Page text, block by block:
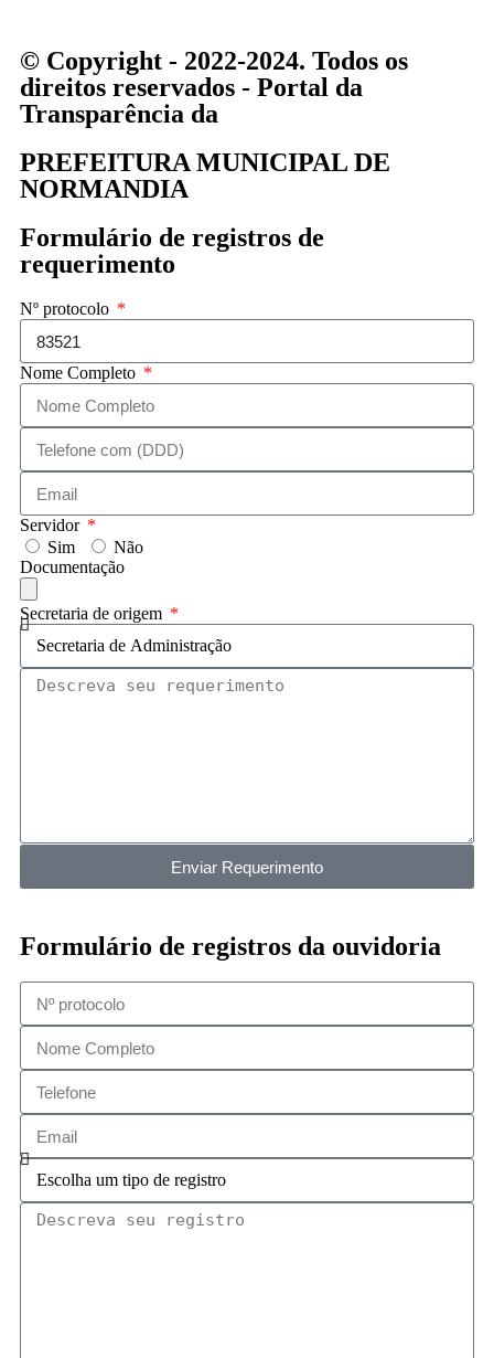
© Copyright - 2022-2024. Todos os
direitos reservados - Portal da
Transparência da
PREFEITURA MUNICIPAL DE
NORMANDIA
Formulário de registros de
requerimento
Nº protocolo
Nome Completo
Servidor
Sim
Não
Documentação
Secretaria de origem
Enviar Requerimento
Formulário de registros da ouvidoria